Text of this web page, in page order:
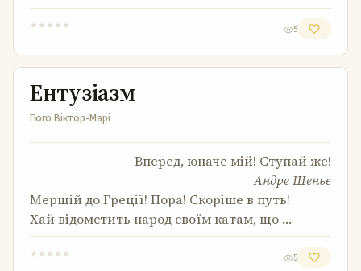
★ ★ ★ ★ ★ 5
Ентузіазм
Ентузіазм
Гюго Віктор-Марі
Вперед, юначе мій! Ступай же!
Андре Шеньє
Мерщій до Греції! Пора! Скоріше в путь!
Хай відомстить народ своїм катам, що …
★ ★ ★ ★ ★ 5